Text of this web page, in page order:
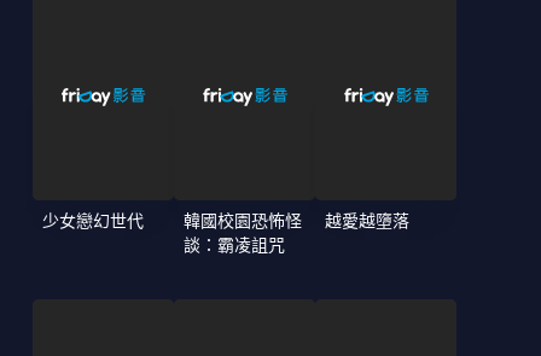
少女戀幻世代
韓國校園恐怖怪
談：霸凌詛咒
越愛越墮落